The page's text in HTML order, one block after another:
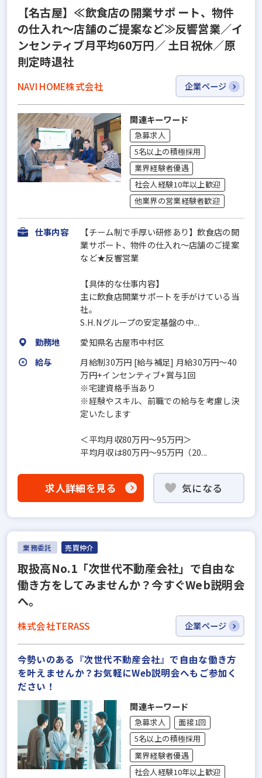
【名古屋】≪飲食店の開業サポ ート、物件
の仕入れ～店舗のご提案など≫反響営業／イ
ンセンティブ月平均60万円／ 土日祝休／原
則定時退社
NAVI HOME株式会社 企業ページ
関連キーワード
急募求人
5名以上の積極採用
業界経験者優遇
社会人経験10年以上歓迎
他業界の営業経験者歓迎
仕事内容
【チーム制で手厚い研修あり】飲食店の開
業サポート、物件の仕入れ～店舗のご提案
など★反響営業
【具体的な仕事内容】
主に飲食店開業サポートを手がけている当
社。
S.H.Nグループの安定基盤の中...
勤務地
愛知県名古屋市中村区
給与
月給制30万円 [給与補足] 月給30万円～40
万円+インセンティブ+賞与1回
※宅建資格手当あり
※経験やスキル、前職での給与を考慮し決
定いたします
＜平均月収80万円～95万円＞
平均月収は80万円～95万円（20...
求人詳細を見る 気になる
業務委託 売買仲介
取扱高No.1「次世代不動産会社」で自由な
働き方をしてみませんか？今すぐWeb説明会
へ。
株式会社TERASS 企業ページ
今勢いのある『次世代不動産会社』で自由な働き方
を叶えませんか？お気軽にWeb説明会へもご参加く
ださい！
関連キーワード
急募求人
面接1回
5名以上の積極採用
業界経験者優遇
社会人経験10年以上歓迎